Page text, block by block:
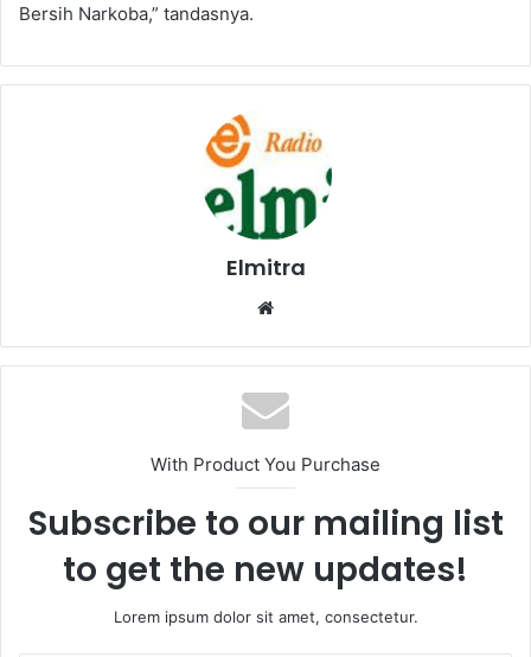
Bersih Narkoba,” tandasnya.
Elmitra
Website
With Product You Purchase
Subscribe to our mailing list
to get the new updates!
Lorem ipsum dolor sit amet, consectetur.